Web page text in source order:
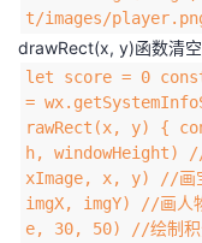
t/images/
drawRect(x, y)函数清空
let score = 0
=
rawRect(x, y) {
h, windowHeight) //
xImage, x, y) //画
imgX, imgY) //画
e, 30, 50) //绘制积